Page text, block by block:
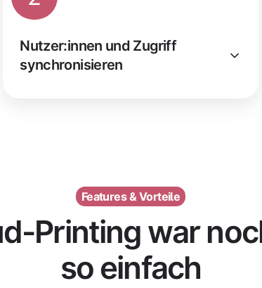
Nutzer:innen und Zugriff
synchronisieren
Features & Vorteile
Printing war
so einfach